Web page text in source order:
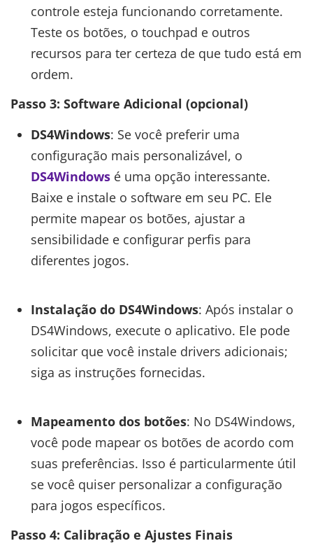
controle esteja funcionando corretamente.
Teste os botões, o touchpad e outros
recursos para ter certeza de que tudo está em
ordem.
Passo 3: Software Adicional (opcional)
DS4Windows: Se você preferir uma
configuração mais personalizável, o
DS4Windowsé uma opção interessante.
Baixe e instale o software em seu PC. Ele
permite mapear os botões, ajustar a
sensibilidade e configurar perfis para
diferentes jogos.
Instalação do DS4Windows: Após instalar o
DS4Windows, execute o aplicativo. Ele pode
solicitar que você instale drivers adicionais;
siga as instruções fornecidas.
Mapeamento dos botões: No DS4Windows,
você pode mapear os botões de acordo com
suas preferências. Isso é particularmente útil
se você quiser personalizar a configuração
para jogos específicos.
Passo 4: Calibração e Ajustes Finais